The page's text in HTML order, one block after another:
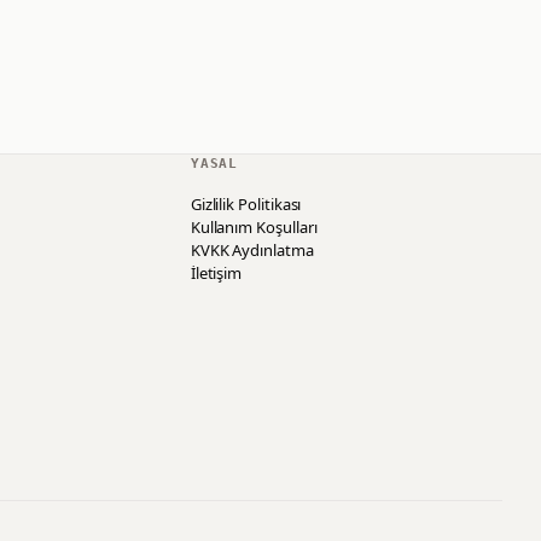
YASAL
Gizlilik Politikası
Kullanım Koşulları
KVKK Aydınlatma
İletişim